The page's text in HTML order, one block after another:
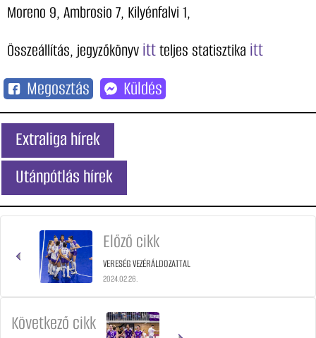
Moreno 9, Ambrosio 7, Kilyénfalvi 1,
Összeállítás, jegyzőkönyvittteljes statisztika itt
Megosztás
Küldés
Extraliga hírek
Utánpótlás hírek
Előző cikk
2024.02.26.
VERESÉG VEZÉRÁLDOZATTAL
Következő cikk